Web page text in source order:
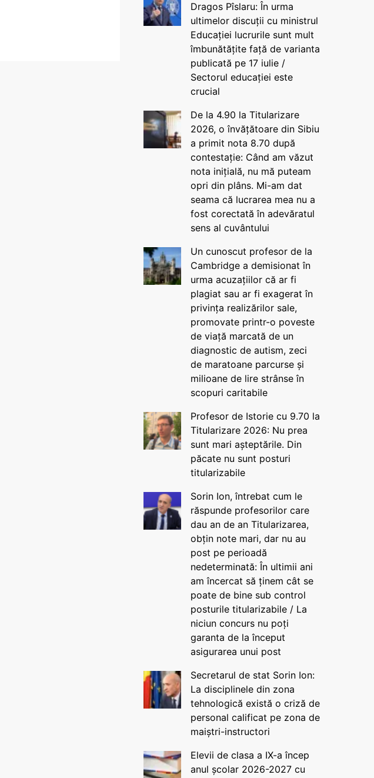
Dragos Pîslaru: În urma
ultimelor discuții cu ministrul
Educației lucrurile sunt mult
îmbunătățite față de varianta
publicată pe 17 iulie /
Sectorul educației este
crucial
De la 4.90 la Titularizare
2026, o învățătoare din Sibiu
a primit nota 8.70 după
contestație: Când am văzut
nota inițială, nu mă puteam
opri din plâns. Mi-am dat
seama că lucrarea mea nu a
fost corectată în adevăratul
sens al cuvântului
Un cunoscut profesor de la
Cambridge a demisionat în
urma acuzațiilor că ar fi
plagiat sau ar fi exagerat în
privința realizărilor sale,
promovate printr-o poveste
de viață marcată de un
diagnostic de autism, zeci
de maratoane parcurse și
milioane de lire strânse în
scopuri caritabile
Profesor de Istorie cu 9.70 la
Titularizare 2026: Nu prea
sunt mari așteptările. Din
păcate nu sunt posturi
titularizabile
Sorin Ion, întrebat cum le
răspunde profesorilor care
dau an de an Titularizarea,
obțin note mari, dar nu au
post pe perioadă
nedeterminată: În ultimii ani
am încercat să ținem cât se
poate de bine sub control
posturile titularizabile / La
niciun concurs nu poți
garanta de la început
asigurarea unui post
Secretarul de stat Sorin Ion:
La disciplinele din zona
tehnologică există o criză de
personal calificat pe zona de
maiștri-instructori
Elevii de clasa a IX-a încep
anul școlar 2026-2027 cu